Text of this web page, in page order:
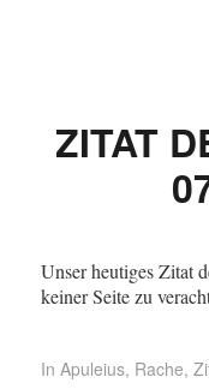
ZITAT
Unser heutiges Zitat
keiner Seite zu
In Apuleius, Rache,